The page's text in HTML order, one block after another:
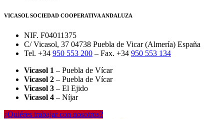
VICASOL SOCIEDAD COOPERATIVA ANDALUZA
NIF. F04011375
C/ Vicasol, 37 04738 Puebla de Vicar (Almería) España
Tel. +34 950 553 200 – Fax. +34 950 553 134
Vicasol 1 – Puebla de Vícar
Vicasol 2 – Puebla de Vícar
Vicasol 3 – El Ejido
Vicasol 4 – Níjar
¿Quiéres trabajar con nosotros?